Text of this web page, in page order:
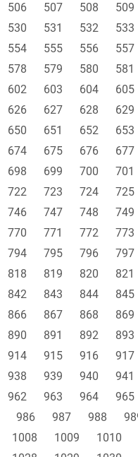
506 507 508 509
530 531 532 533
554 555 556 557
578 579 580 581
602 603 604 605
626 627 628 629
650 651 652 653
674 675 676 677
698 699 700 701
722 723 724 725
746 747 748 749
770 771 772 773
794 795 796 797
818 819 820 821
842 843 844 845
866 867 868 869
890 891 892 893
914 915 916 917
938 939 940 941
962 963 964 965
986 987 988
1008 1009 1010